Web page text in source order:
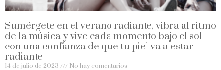
Sumérgete en el verano radiante, vibra al ritmo
de la música y vive cada momento bajo el sol
con una confianza de que tu piel va a estar
radiante
14 de julio de 2023 No hay comentarios